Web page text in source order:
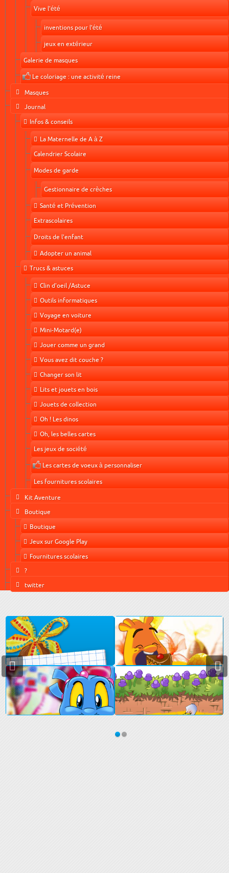
Vive l'été
inventions pour l'été
jeux en extérieur
Galerie de masques
Le coloriage : une activité reine
Masques
Journal
Infos & conseils
La Maternelle de A à Z
Calendrier Scolaire
Modes de garde
Gestionnaire de crèches
Santé et Prévention
Extrascolaires
Droits de l'enfant
Adopter un animal
Trucs & astuces
Clin d'oeil /Astuce
Outils informatiques
Voyage en voiture
Mini-Motard(e)
Jouer comme un grand
Vous avez dit couche ?
Changer son lit
Lits et jouets en bois
Jouets de collection
Oh ! Les dinos
Oh, les belles cartes
Les jeux de société
Les cartes de voeux à personnaliser
Les fournitures scolaires
Kit Aventure
Boutique
Boutique
Jeux sur Google Play
Fournitures scolaires
?
twitter